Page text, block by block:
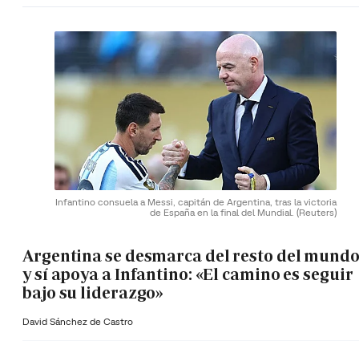
Infantino consuela a Messi, capitán de Argentina, tras la victoria
de España en la final del Mundial. (Reuters)
Argentina se desmarca del resto del mundo
y sí apoya a Infantino: «El camino es seguir
bajo su liderazgo»
David Sánchez de Castro